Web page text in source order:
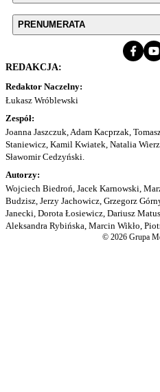
PRENUMERATA
REDAKCJA:
Redaktor Naczelny:
Łukasz Wróblewski
Zespół:
Joanna Jaszczuk, Adam Kacprzak,
Staniewicz, Kamil Kwiatek, Natalia
Sławomir Cedzyński.
Autorzy:
Wojciech Biedroń, Jacek Karnowski,
Budzisz, Jerzy Jachowicz, Grzegorz
Janecki, Dorota Łosiewicz, Dariusz
Aleksandra Rybińska, Marcin Wikło,
© 2026 Grupa